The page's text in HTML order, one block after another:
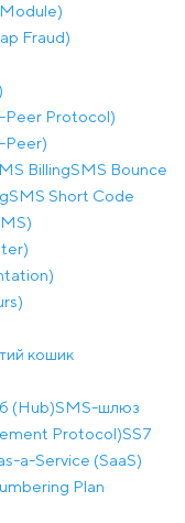
Fraud)
Protocol)
Peer)
BillingSMS Bounce
SMS Short Code
кошик
(Hub)SMS-шлюз
Protocol)SS7
a-Service (SaaS)
Plan